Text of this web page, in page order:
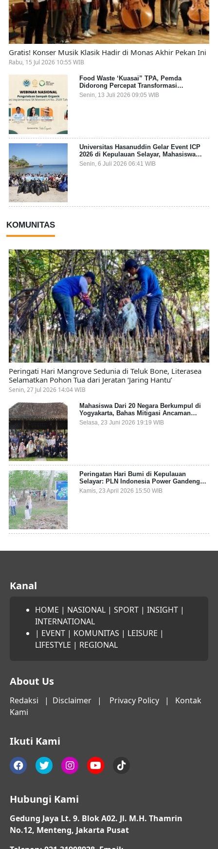
Gratis! Konser Musik Klasik Hadir di Monas Akhir Pekan Ini
Rabu, 15 Jul 2026 10:55 WIB
Food Waste ‘Kuasai” TPA, Pemda
Didorong Percepat Transformasi
Pengelolaan Sampah Organik dari Sumber
Senin, 13 Juli 2026 09:05 WIB
Universitas Hasanuddin Gelar Event ICP
2026 di Kepulauan Selayar, Mahasiswa
dari 27 Negara Jadi Partisipan
Senin, 6 Juli 2026 06:41 WIB
KOMUNITAS
Peringati Hari Mangrove Sedunia di Teluk Bone, Literasea
Selamatkan Pohon Tua dari Jeratan ‘Jaring Hantu’
Senin, 27 Jul 2026 14:04 WIB
Mahasiswa Dari 20 Negara Berkumpul di
Yogyakarta, Bahas Mitigasi Ancaman
Kesehatan Global
Selasa, 23 Juni 2026 19:19 WIB
Peringatan Hari Bumi di Kepulauan
Selayar: PLN Indonesia Power Gandeng
Pemda dan Komunitas, Giatkan Restorasi
Mangrove
Kamis, 23 April 2026 15:50 WIB
Kanal
HOME | NASIONAL | SPORT | INSIGHT |
INTERNATIONAL
| EVENT | KOMUNITAS | LEISURE |
LIFESTYLE | REGIONAL
About Us
Redaksi | Disclaimer | Privacy Policy | Kontak
Kami
Ikuti Kami
Hubungi Kami
Gedung Jaya Lt. 9. Blok A02. Jl. M.H. Thamrin
No.12, Menteng, Jakarta Pusat